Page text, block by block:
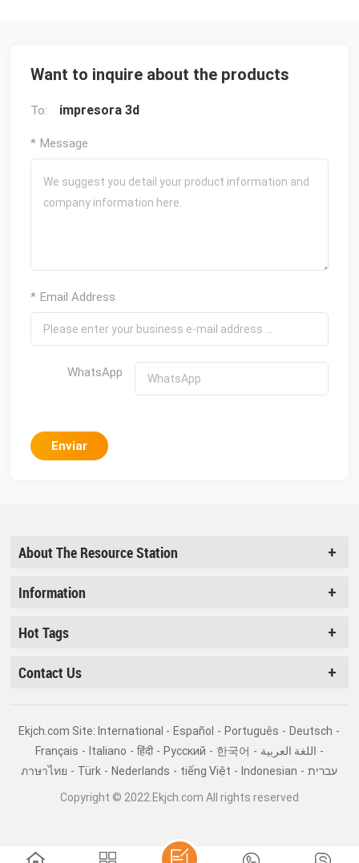
Want to inquire about the products
To: impresora 3d
* Message
* Email Address
WhatsApp
Enviar
About The Resource Station
Information
Hot Tags
Contact Us
Ekjch.com Site: International - Español - Português - Deutsch -
Français - Italiano - हिंदी - Pусский - 한국어 - اللغة العربية -
ภาษาไทย - Türk - Nederlands - tiếng Việt - Indonesian - עברית
Copyright © 2022.Ekjch.com All rights reserved